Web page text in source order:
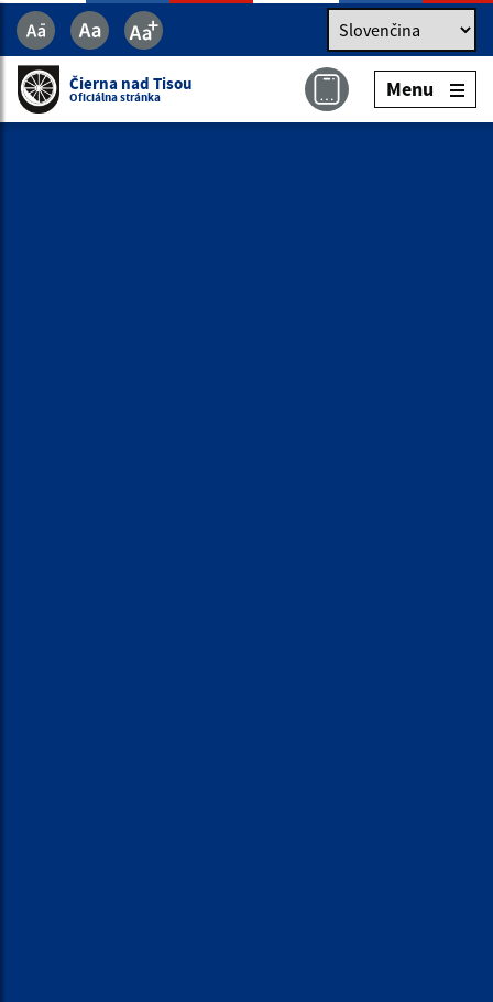
Slovenčina
Čierna nad Tisou
Oficiálna stránka Menu
Čierna nad Tisou
Oficiálna stránka Menu